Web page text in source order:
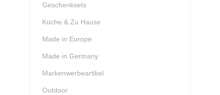
Geschenksets
Küche & Zu Hause
Made in Europe
Made in Germany
Markenwerbeartikel
Outdoor